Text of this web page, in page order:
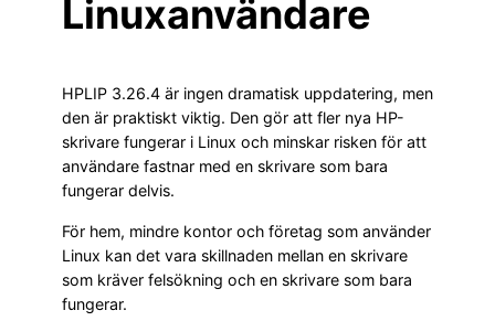
Linuxanvändare
HPLIP 3.26.4 är ingen dramatisk uppdatering, men
den är praktiskt viktig. Den gör att fler nya HP-
skrivare fungerar i Linux och minskar risken för att
användare fastnar med en skrivare som bara
fungerar delvis.
För hem, mindre kontor och företag som använder
Linux kan det vara skillnaden mellan en skrivare
som kräver felsökning och en skrivare som bara
fungerar.